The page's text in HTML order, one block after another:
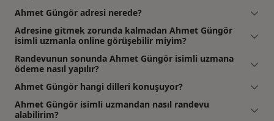
Ahmet Güngör adresi nerede?
Adresine gitmek zorunda kalmadan Ahmet Güngör
isimli uzmanla online görüşebilir miyim?
Randevunun sonunda Ahmet Güngör isimli uzmana
ödeme nasıl yapılır?
Ahmet Güngör hangi dilleri konuşuyor?
Ahmet Güngör isimli uzmandan nasıl randevu
alabilirim?